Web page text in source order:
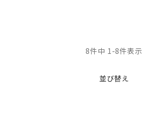
並び替え
8件中 1-8件表示